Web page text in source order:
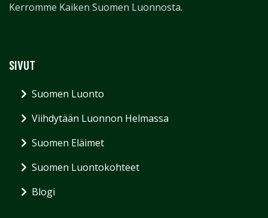
Kerromme Kaiken Suomen Luonnosta.
SIVUT
Suomen Luonto
Viihdytään Luonnon Helmassa
Suomen Eläimet
Suomen Luontokohteet
Blogi